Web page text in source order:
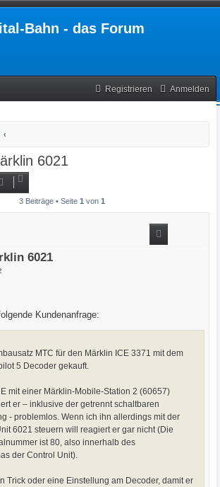
Bahn - das Forum
Anmelden
Registrieren
6021
3 Beiträge • Seite 1 von 1
6021
Kundenanfrage:
MTC für den Märklin ICE 3371 mit dem
5 Decoder gekauft.
mit einer Märklin-Mobile-Station 2 (60657)
er – inklusive der getrennt schaltbaren
- problemlos. Wenn ich ihn allerdings mit der
6021 steuern will reagiert er gar nicht (Die
ist 80, also innerhalb des
der Control Unit).
Trick oder eine Einstellung am Decoder, damit er